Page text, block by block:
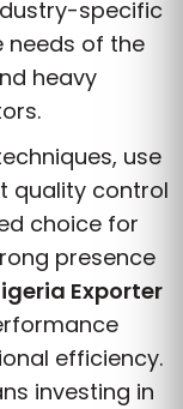
specific
needs of the
heavy
use
quality control
choice for
presence
Exporter
efficiency.
investing in